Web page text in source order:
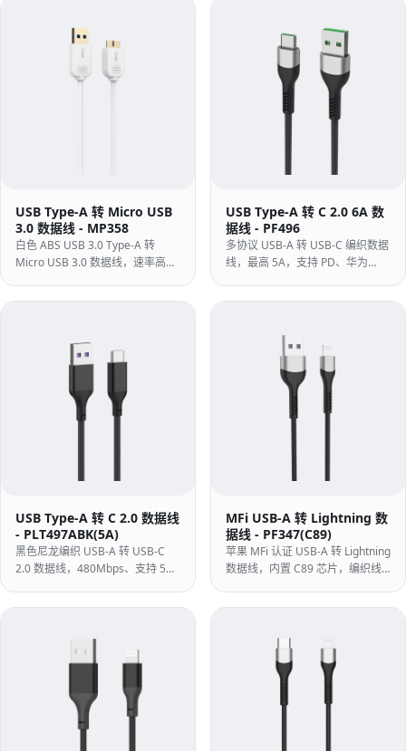
USB Type-A 转 Micro USB
3.0 数据线 - MP358
白色 ABS USB 3.0 Type-A 转
Micro USB 3.0 数据线，速率高达
USB 3.0 移动硬盘。
USB Type-A 转 C 2.0 6A 数
据线 - PF496
多协议 USB-A 转 USB-C 编织数据
线，最高 5A，支持 PD、华为
快充。
USB Type-A 转 C 2.0 数据线
- PLT497ABK(5A)
黑色尼龙编织 USB-A 转 USB-C
2.0 数据线，480Mbps、支持 5A
MFi USB-A 转 Lightning 数
据线 - PF347(C89)
苹果 MFi 认证 USB-A 转 Lightning
数据线，内置 C89 芯片，编织线
iPhone/iPad/iPod。